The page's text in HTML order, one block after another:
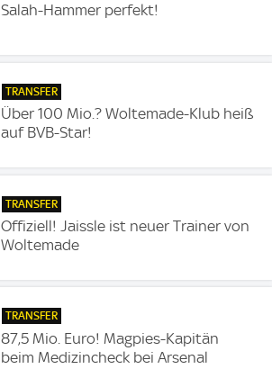
Salah-Hammer perfekt!
TRANSFER
Über 100 Mio.? Woltemade-Klub heiß
auf BVB-Star!
TRANSFER
Offiziell! Jaissle ist neuer Trainer von
Woltemade
TRANSFER
87,5 Mio. Euro! Magpies-Kapitän
beim Medizincheck bei Arsenal